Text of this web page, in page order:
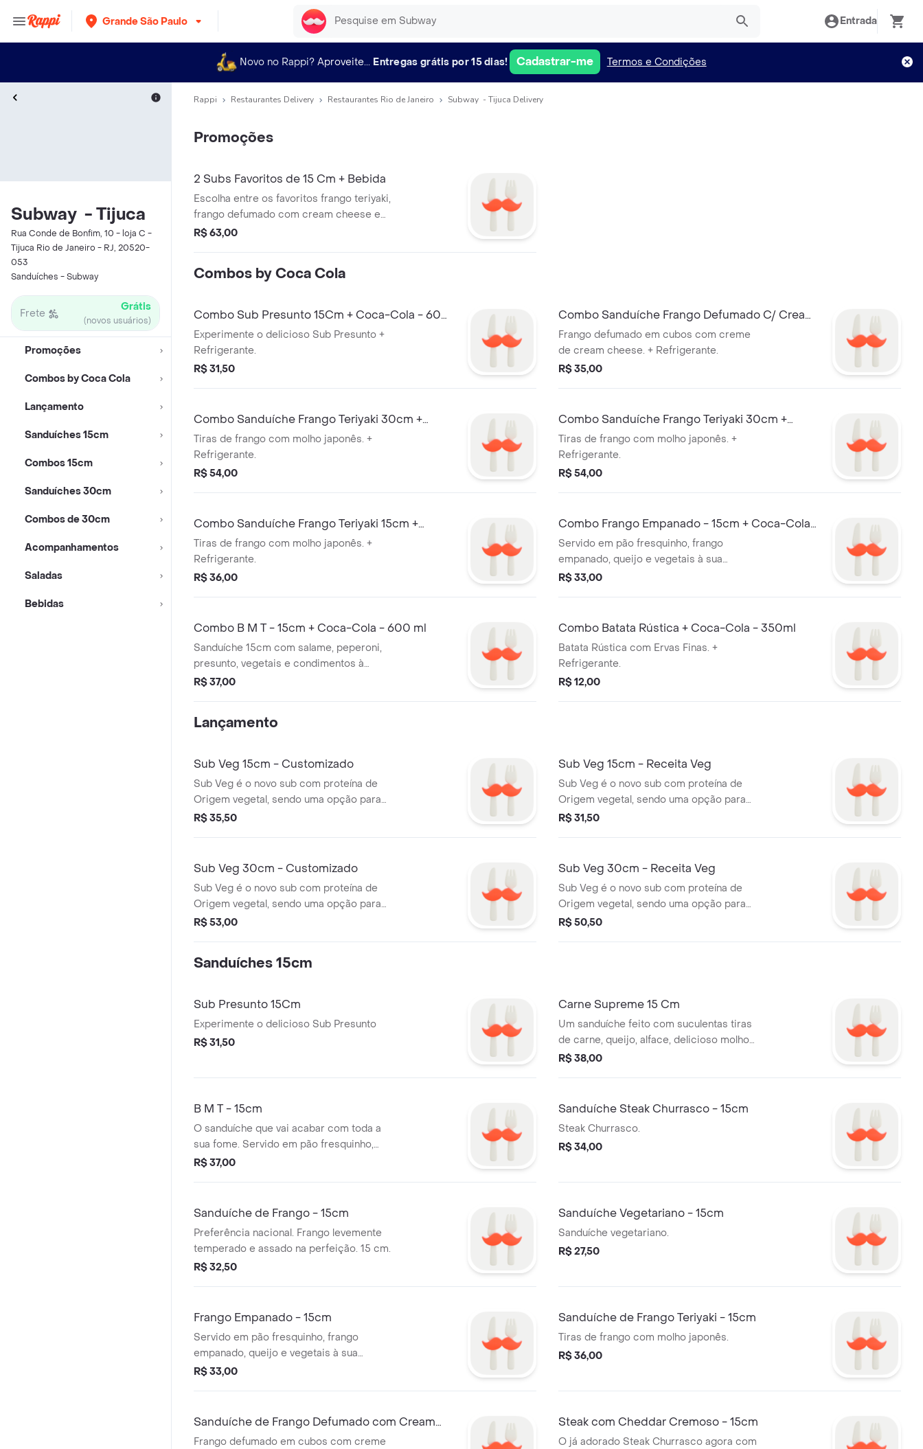
Grande São Paulo Entrada
Novo no Rappi? Aproveite... Entregas grátis por 15 dias! Cadastrar-me Termos e Condições
Subway ㅤ - Tijuca
Rua Conde de Bonfim, 10 - loja C -
Tijuca Rio de Janeiro - RJ, 20520-
053
Sanduíches - Subway ㅤ
Frete Grátis
(novos usuários)
Promoções
Combos by Coca Cola
Lançamento
Sanduíches 15cm
Combos 15cm
Sanduíches 30cm
Combos de 30cm
Acompanhamentos
Saladas
Bebidas
Rappi Restaurantes Delivery Restaurantes Rio de Janeiro Subway ㅤ - Tijuca Delivery
Promoções
2 Subs Favoritos de 15 Cm + Bebida
Escolha entre os favoritos frango teriyaki,
frango defumado com cream cheese e
BMT. Acompanha 1 bebida.
R$ 63,00
Combos by Coca Cola
Combo Sub Presunto 15Cm + Coca-Cola - 600
ml
Experimente o delicioso Sub Presunto +
Refrigerante.
R$ 31,50
Combo Sanduíche Frango Defumado C/ Cream
Cheese 15cm + CocaCola
Frango defumado em cubos com creme
de cream cheese. + Refrigerante.
R$ 35,00
Combo Sanduíche Frango Teriyaki 30cm +
CocaCola S/Aç 350ml
Tiras de frango com molho japonês. +
Refrigerante.
R$ 54,00
Combo Sanduíche Frango Teriyaki 30cm +
CocaCola 600ml
Tiras de frango com molho japonês. +
Refrigerante.
R$ 54,00
Combo Sanduíche Frango Teriyaki 15cm +
CocaCola 350ml
Tiras de frango com molho japonês. +
Refrigerante.
R$ 36,00
Combo Frango Empanado - 15cm + Coca-Cola -
350ml
Servido em pão fresquinho, frango
empanado, queijo e vegetais à sua
escolha. + Refrigerante.
R$ 33,00
Combo B M T - 15cm + Coca-Cola - 600 ml
Sanduíche 15cm com salame, peperoni,
presunto, vegetais e condimentos à
escolha + Refrigerante.
R$ 37,00
Combo Batata Rústica + Coca-Cola - 350ml
Batata Rústica com Ervas Finas. +
Refrigerante.
R$ 12,00
Lançamento
Sub Veg 15cm - Customizado
Sub Veg é o novo sub com proteína de
Origem vegetal, sendo uma opção para
os veganos, vegetarianos e para quem
R$ 35,50
Sub Veg 15cm - Receita Veg
Sub Veg é o novo sub com proteína de
Origem vegetal, sendo uma opção para
os veganos, vegetarianos e para quem
R$ 31,50
Sub Veg 30cm - Customizado
Sub Veg é o novo sub com proteína de
Origem vegetal, sendo uma opção para
os veganos, vegetarianos e para quem
R$ 53,00
Sub Veg 30cm - Receita Veg
Sub Veg é o novo sub com proteína de
Origem vegetal, sendo uma opção para
os veganos, vegetarianos e para quem
R$ 50,50
Sanduíches 15cm
Sub Presunto 15Cm
Experimente o delicioso Sub Presunto
R$ 31,50
Carne Supreme 15 Cm
Um sanduíche feito com suculentas tiras
de carne, queijo, alface, delicioso molho
supreme com sabor de carne grelhada e
R$ 38,00
B M T - 15cm
O sanduíche que vai acabar com toda a
sua fome. Servido em pão fresquinho,
com fatias de salame, peperoni, presunto,
R$ 37,00
Sanduíche Steak Churrasco - 15cm
Steak Churrasco.
R$ 34,00
Sanduí­che de Frango - 15cm
Preferência nacional. Frango levemente
temperado e assado na perfeição. 15 cm.
R$ 32,50
Sanduíche Vegetariano - 15cm
Sanduíche vegetariano.
R$ 27,50
Frango Empanado - 15cm
Servido em pão fresquinho, frango
empanado, queijo e vegetais à sua
escolha.
R$ 33,00
Sanduíche de Frango Teriyaki - 15cm
Tiras de frango com molho japonês.
R$ 36,00
Sanduíche de Frango Defumado com Cream
Cheese - 15cm
Frango defumado em cubos com creme
Steak com Cheddar Cremoso - 15cm
O já adorado Steak Churrasco agora com